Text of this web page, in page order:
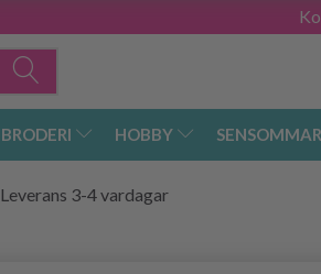
BRODERI HOBBY
Leverans 3-4 vardagar